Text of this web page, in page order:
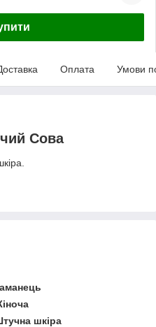
Оплата Умови
Сова
шкіра